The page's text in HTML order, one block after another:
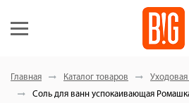
Главная Каталог товаров
Соль для ванн успокаивающая